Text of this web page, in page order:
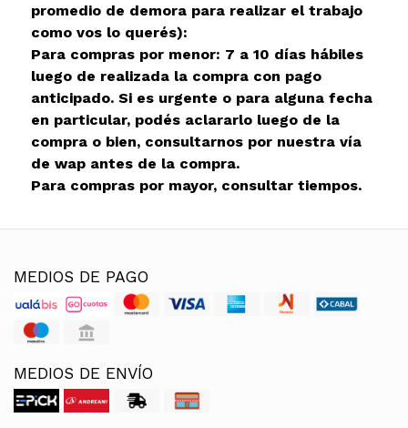
promedio de demora para realizar el trabajo
como vos lo querés):
Para compras por menor: 7 a 10 días hábiles
luego de realizada la compra con pago
anticipado. Si es urgente o para alguna fecha
en particular, podés aclararlo luego de la
compra o bien, consultarnos por nuestra vía
de wap antes de la compra.
Para compras por mayor, consultar tiempos.
MEDIOS DE PAGO
MEDIOS DE ENVÍO